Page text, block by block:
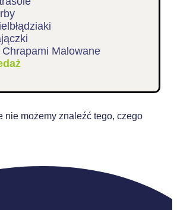
Chrapami Malowane
nie możemy znaleźć tego, czego